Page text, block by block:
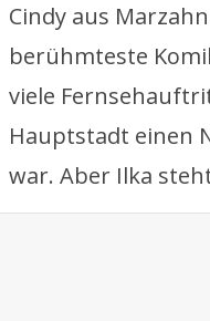
Cindy aus
berühmteste
viele
Hauptstadt einen
war. Aber Ilka